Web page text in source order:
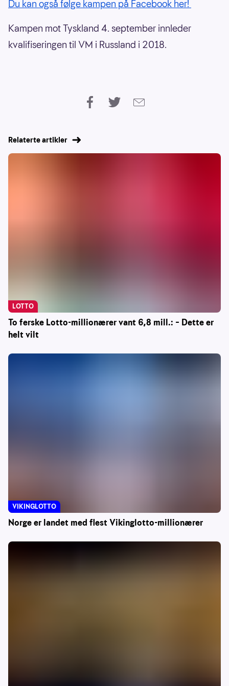
Du kan også følge kampen på Facebook her!
Kampen mot Tyskland 4. september innleder
kvalifiseringen til VM i Russland i 2018.
Relaterte artikler
To ferske Lotto-millionærer vant 6,8 mill.: – Dette er
helt vilt
LOTTO
Norge er landet med flest Vikinglotto-millionærer
VIKINGLOTTO